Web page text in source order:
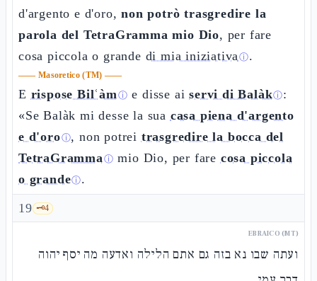
d'argento e d'oro,non potrò trasgredire la
parola del TetraGramma mio Dio, per fare
cosa piccola o grande di mia iniziativaⓘ.
—— Masoretico (TM) ——
E rispose Bilʿàmⓘ e disse aiservi di Balàkⓘ:
«Se Balàk mi desse la sua casa piena d'argento
e d'oroⓘ, non potrei trasgredire la bocca del
TetraGrammaⓘ mio Dio, per fare cosa piccola
o grandeⓘ.
19 🗝️4
EBRAICO (MT)
ועתה שבו נא בזה גם אתם הלילה ואדעה מה יסף יהוה